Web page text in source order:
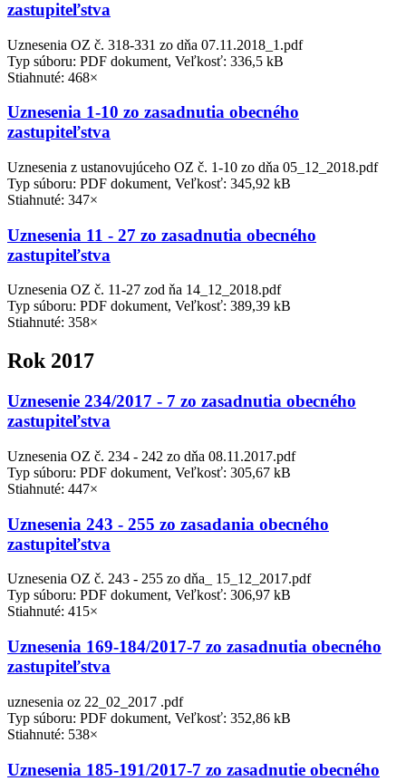
zastupiteľstva
Uznesenia OZ č. 318-331 zo dňa 07.11.2018_1.pdf
Typ súboru: PDF dokument, Veľkosť: 336,5 kB
Stiahnuté: 468×
Uznesenia 1-10 zo zasadnutia obecného
zastupiteľstva
Uznesenia z ustanovujúceho OZ č. 1-10 zo dňa 05_12_2018.pdf
Typ súboru: PDF dokument, Veľkosť: 345,92 kB
Stiahnuté: 347×
Uznesenia 11 - 27 zo zasadnutia obecného
zastupiteľstva
Uznesenia OZ č. 11-27 zod ňa 14_12_2018.pdf
Typ súboru: PDF dokument, Veľkosť: 389,39 kB
Stiahnuté: 358×
Rok 2017
Uznesenie 234/2017 - 7 zo zasadnutia obecného
zastupiteľstva
Uznesenia OZ č. 234 - 242 zo dňa 08.11.2017.pdf
Typ súboru: PDF dokument, Veľkosť: 305,67 kB
Stiahnuté: 447×
Uznesenia 243 - 255 zo zasadania obecného
zastupiteľstva
Uznesenia OZ č. 243 - 255 zo dňa_ 15_12_2017.pdf
Typ súboru: PDF dokument, Veľkosť: 306,97 kB
Stiahnuté: 415×
Uznesenia 169-184/2017-7 zo zasadnutia obecného
zastupiteľstva
uznesenia oz 22_02_2017 .pdf
Typ súboru: PDF dokument, Veľkosť: 352,86 kB
Stiahnuté: 538×
Uznesenia 185-191/2017-7 zo zasadnutie obecného